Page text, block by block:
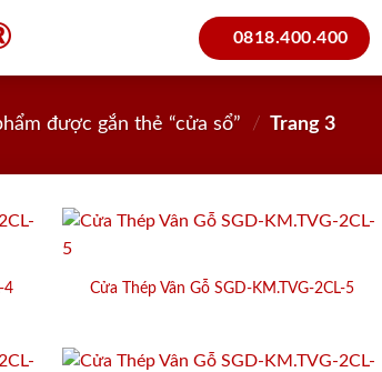
0818.400.400
được gắn thẻ “cửa sổ” / Trang 3
4 Cửa Thép Vân Gỗ SGD-KM.TVG-2CL-5